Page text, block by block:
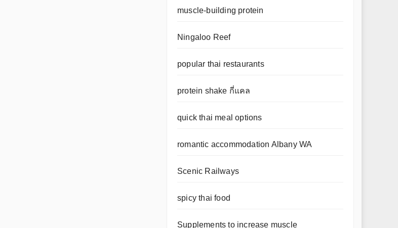
muscle-building protein
Ningaloo Reef
popular thai restaurants
protein shake กี่แคล
quick thai meal options
romantic accommodation Albany WA
Scenic Railways
spicy thai food
Supplements to increase muscle